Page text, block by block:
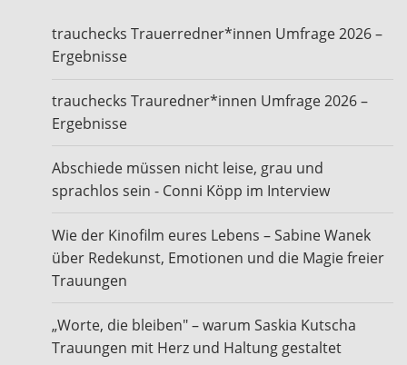
trauchecks Trauerredner*innen Umfrage 2026 –
Ergebnisse
trauchecks Trauredner*innen Umfrage 2026 –
Ergebnisse
Abschiede müssen nicht leise, grau und
sprachlos sein - Conni Köpp im Interview
Wie der Kinofilm eures Lebens – Sabine Wanek
über Redekunst, Emotionen und die Magie freier
Trauungen
„Worte, die bleiben" – warum Saskia Kutscha
Trauungen mit Herz und Haltung gestaltet